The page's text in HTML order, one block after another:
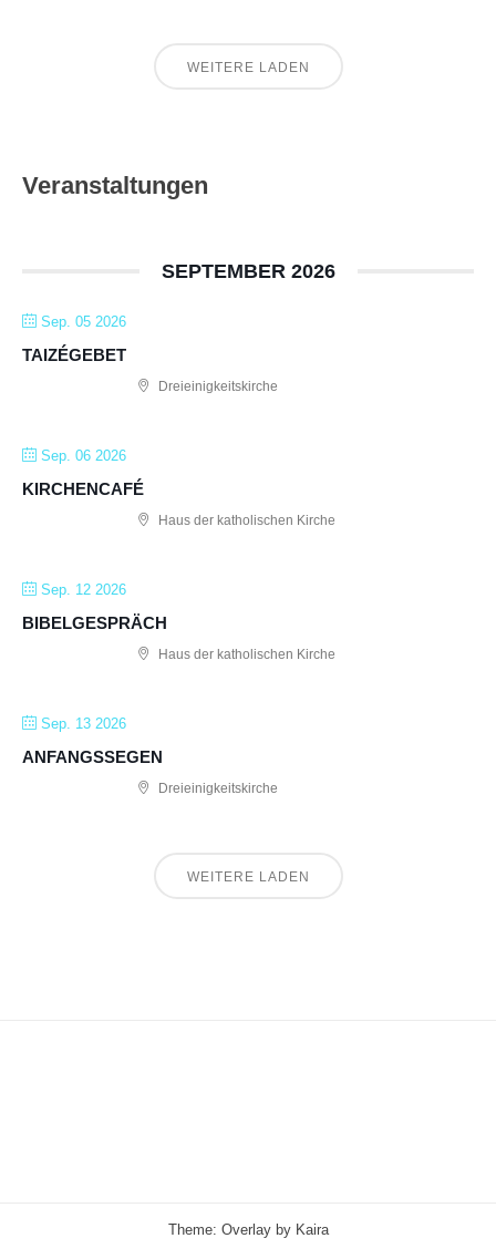
WEITERE LADEN
Veranstaltungen
SEPTEMBER 2026
Sep. 05 2026
TAIZÉGEBET
Dreieinigkeitskirche
Sep. 06 2026
KIRCHENCAFÉ
Haus der katholischen Kirche
Sep. 12 2026
BIBELGESPRÄCH
Haus der katholischen Kirche
Sep. 13 2026
ANFANGSSEGEN
Dreieinigkeitskirche
WEITERE LADEN
Theme: Overlay by Kaira